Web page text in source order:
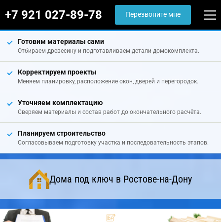
+7 921 027-89-78 Перезвоните мне
Готовим материалы сами
Отбираем древесину и подготавливаем детали домокомплекта.
Корректируем проекты
Меняем планировку, расположение окон, дверей и перегородок.
Уточняем комплектацию
Сверяем материалы и состав работ до окончательного расчёта.
Планируем строительство
Согласовываем подготовку участка и последовательность этапов.
Дома под ключ в Ростове-на-Дону